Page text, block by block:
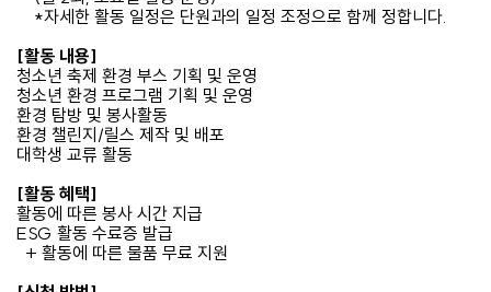
*자세한 활동 일정은 단원과의 일정 조정으로 함께 정합니다.
[활동 내용]
청소년 축제 환경 부스 기획 및 운영
청소년 환경 프로그램 기획 및 운영
환경 탐방 및 봉사활동
환경 챌린지/릴스 제작 및 배포
대학생 교류 활동
[활동 혜택]
활동에 따른 봉사 시간 지급
ESG 활동 수료증 발급
+ 활동에 따른 물품 무료 지원